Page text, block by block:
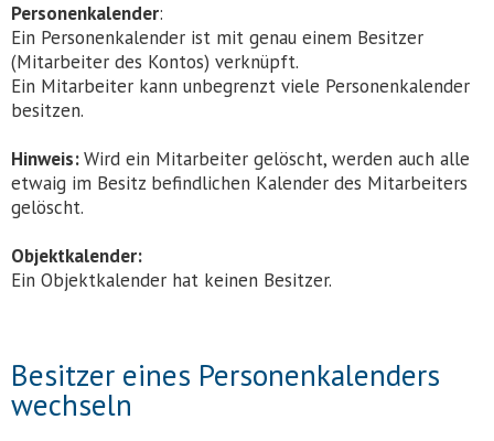
Personenkalender:
Ein Personenkalender ist mit genau einem Besitzer
(Mitarbeiter des Kontos) verknüpft.
Ein Mitarbeiter kann unbegrenzt viele Personenkalender
besitzen.
Hinweis:Wird ein Mitarbeiter gelöscht, werden auch alle
etwaig im Besitz befindlichen Kalender des Mitarbeiters
gelöscht.
Objektkalender:
Ein Objektkalender hat keinen Besitzer.
Besitzer eines Personenkalenders
wechseln